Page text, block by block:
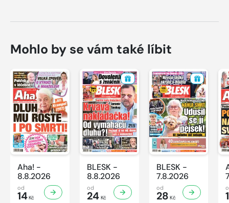
Mohlo by se vám také líbit
Aha! -
8.8.2026
od
14Kč
BLESK -
8.8.2026
od
24Kč
BLESK -
7.8.2026
od
28 Kč